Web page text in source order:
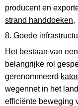
producent en
strand handdoeken,
8. Goede
Het bestaan ​​van
belangrijke rol
gerenommeerd
wegennet in het
efficiënte beweging